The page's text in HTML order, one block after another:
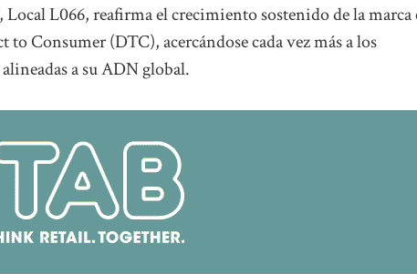
L066, reafirma el crecimiento sostenido de la marca
Consumer (DTC), acercándose cada vez más a los
a su ADN global.